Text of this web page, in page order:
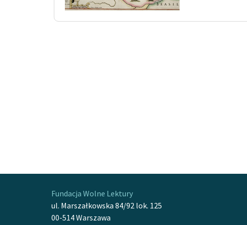
Fundacja Wolne Lektury
ul. Marszałkowska 84/92 lok. 125
00-514 Warszawa